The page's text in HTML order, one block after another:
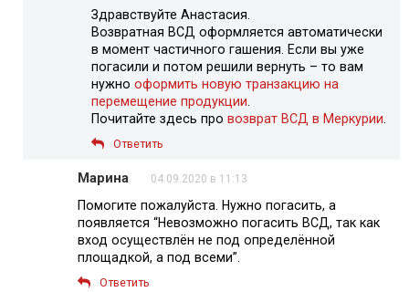
Здравствуйте Анастасия.
Возвратная ВСД оформляется автоматически
в момент частичного гашения. Если вы уже
погасили и потом решили вернуть – то вам
нужно оформить новую транзакцию на
перемещение продукции.
Почитайте здесь про возврат ВСД в Меркурии.
Ответить
Марина 04.09.2020 в 11:13
Помогите пожалуйста. Нужно погасить, а
появляется “Невозможно погасить ВСД, так как
вход осуществлён не под определённой
площадкой, а под всеми”.
Ответить